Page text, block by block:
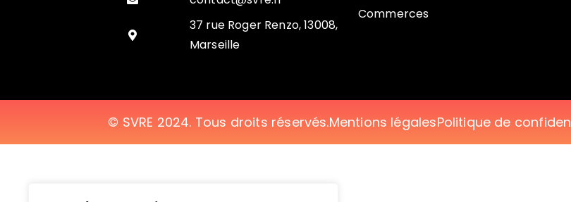
37 rue Roger Renzo, 13008,
Marseille
Commerces
© SVRE 2024. Tous droits réservés.Mentions légalesPolitique de